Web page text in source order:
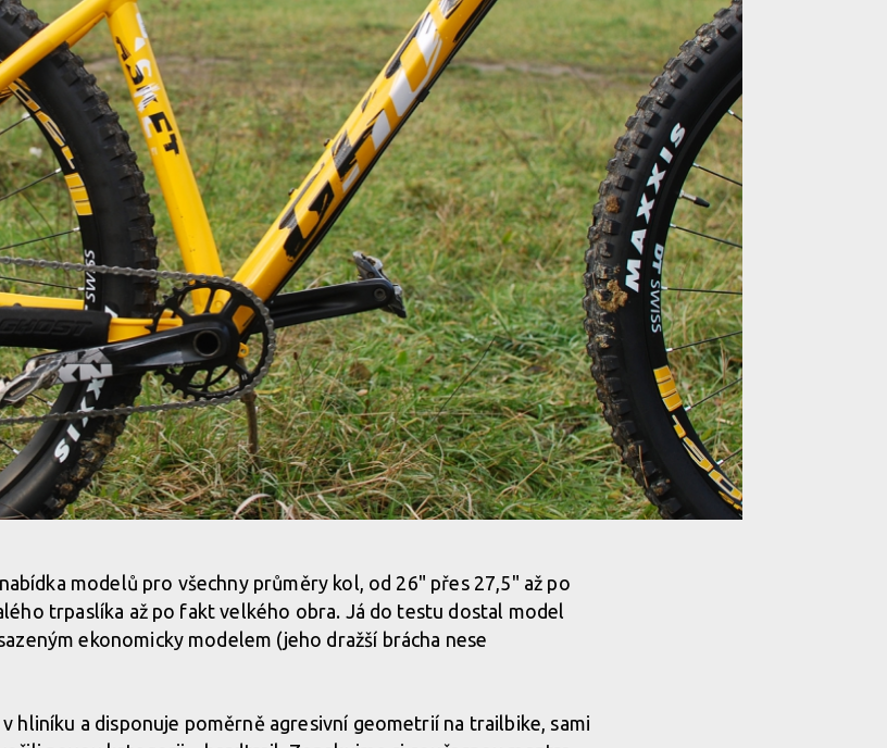
Ghost Asket 4.9 AL - pohon 1x11 od Sramu
Ghost Asket 4.9 AL - pohon 1x11 od Sramu
modelů pro všechny průměry kol, od 26" přes 27,5" až po
trpaslíka až po fakt velkého obra. Já do testu dostal model
ekonomicky modelem (jeho dražší brácha nese
hliníku a disponuje poměrně agresivní geometrií na trailbike, sami